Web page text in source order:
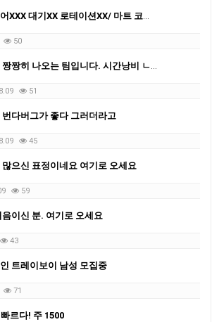
대기XX 로테이션XX/ 마트 코앞/ 숙소컨디션 최상
50
짱히 나오는 팀입니다. 시간낭비 ㄴㄴ
51
번다버그가 좋다 그러더라고
45
많으신 표정이네요 여기로 오세요
59
음이신 분. 여기로 오세요
43
트레이보이 남성 모집중
71
르다! 주 1500